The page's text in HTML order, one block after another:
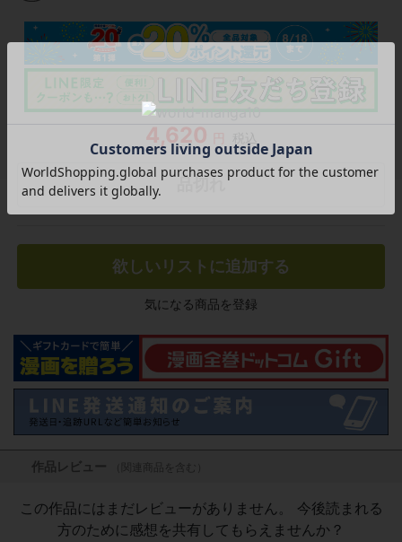
4,620
欲しいリストに追加する
気になる商品を登録
作品レビュー （関連商品を含む）
この作品にはまだレビューがありません。 今後読まれる
方のために感想を共有してもらえませんか？